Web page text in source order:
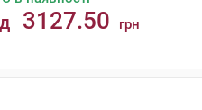
3127.50 грн